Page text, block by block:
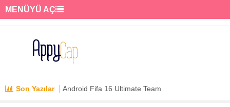
MENÜYÜ AÇ
Son Yazılar Android Fifa 16 Ultimate Team